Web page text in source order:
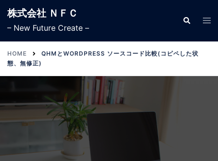
株式会社 ＮＦＣ
– New Future Create –
HOME
QHMとWORDPRESS ソースコード比較(コピペした状
態、無修正)